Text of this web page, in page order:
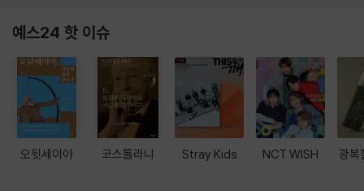
예스24 핫 이슈
오뒷세이아 코스톨라니 Stray Kids NCT WISH 광복